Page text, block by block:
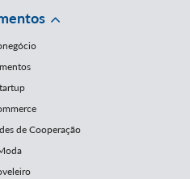
de Cooperação